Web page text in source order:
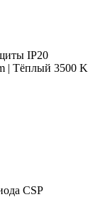
IP20
| Тёплый 3500 K
CSP